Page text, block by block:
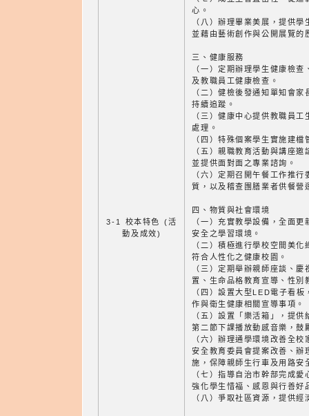
3-1 校本特色 (活
動及成效)
心。
（八）辦理畢業美展，提供
並藉由藝術創作與公開展覽的
三、健康服務
（一）定期辦理學生健康檢
及教職員工健康檢查。
（二）健檢後發通知單知會
持續追蹤。
（三）健康中心提供教職員
處理。
（四）特殊個案學生實施建
（五）親職教育活動與講座
並提供面對面之專業諮詢。
（六）定期召開午餐工作推
質，以及稽查團膳業者供餐營
四、物質與社會環境
（一）充實教學設備，全面
安全之學習環境。
（二）積極進行學校空間美
符合人性化之健康校園。
（三）定期舉辦親師座談、
置、生命品格教育宣導、性別
（四）設置大型LED電子看
作與衛生健康相關宣導事項。
（五）設置「樂活箱」，提
第二節下課播放動感音樂，鼓
（六）辦理通學環境改善全
安全教育委員會提案改善、辦
施，保障親師生行車及用路安
（七）指導自治市幹部完成
強化學生惜福、感恩與行善好
（八）爭取社區資源，提供